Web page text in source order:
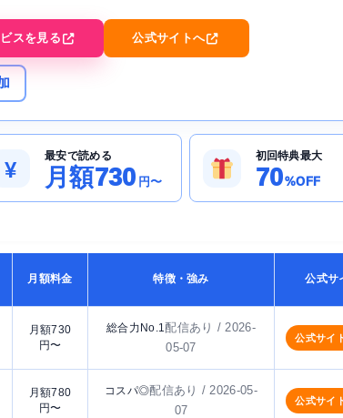
スを見る 公式サイトへ
¥
最安で読める
月額730 円〜
初回特典最大
70%OFF
月額料金 特徴・強み 公式サ
月額730
円〜
総合力No.1配信あり / 2026-
05-07
公式サイ
月額780
円〜
コスパ◎配信あり / 2026-05-
07
公式サイ